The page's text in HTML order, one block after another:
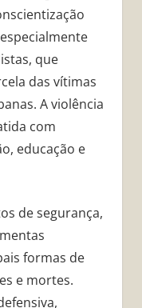
que
das vítimas
A violência
com
educação e
de segurança,
formas de
e mortes.